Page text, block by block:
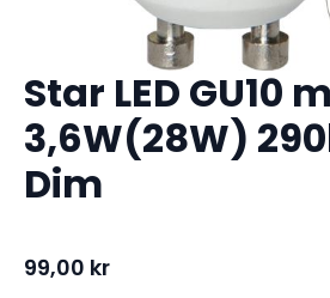
Star LED GU10
3,6W(28W)
Dim
99,00 kr